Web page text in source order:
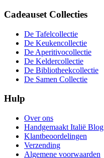
Cadeauset Collecties
De Tafelcollectie
De Keukencollectie
De Aperitivocollectie
De Keldercollectie
De Bibliotheekcollectie
De Samen Collectie
Hulp
Over ons
Handgemaakt Italië Blog
Klantbeoordelingen
Verzending
Algemene voorwaarden